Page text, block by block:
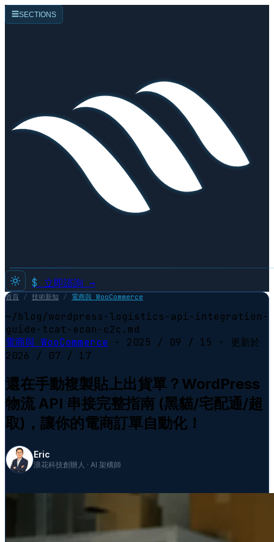
☰SECTIONS
$ 立即諮詢 →
首頁 / 技術新知 / 電商與 WooCommerce
~/blog/wordpress-logistics-api-integration-
guide-tcat-ecan-c2c.md
電商與 WooCommerce · 2025 / 09 / 15
· 更新於
2026 / 07 / 17
還在手動複製貼上出貨單？WordPress
物流 API 串接完整指南 (黑貓/宅配通/超
取)，讓你的電商訂單自動化！
Eric
浪花科技創辦人 · AI 架構師